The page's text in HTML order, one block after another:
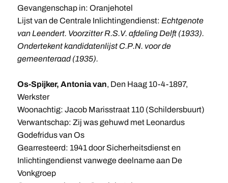
Gevangenschap in: Oranjehotel
Lijst van de Centrale Inlichtingendienst: Echtgenote
van Leendert. Voorzitter R.S.V. afdeling Delft (1933).
Ondertekent kandidatenlijst C.P.N. voor de
gemeenteraad (1935).
Os-Spijker, Antonia van, Den Haag 10-4-1897,
Werkster
Woonachtig: Jacob Marisstraat 110 (Schildersbuurt)
Verwantschap: Zij was gehuwd met Leonardus
Godefridus van Os
Gearresteerd: 1941 door Sicherheitsdienst en
Inlichtingendienst vanwege deelname aan De
Vonkgroep